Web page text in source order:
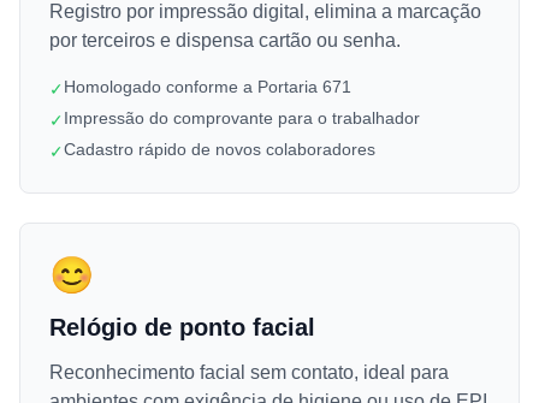
Registro por impressão digital, elimina a marcação
por terceiros e dispensa cartão ou senha.
✓Homologado conforme a Portaria 671
✓Impressão do comprovante para o trabalhador
✓Cadastro rápido de novos colaboradores
😊
Relógio de ponto facial
Reconhecimento facial sem contato, ideal para